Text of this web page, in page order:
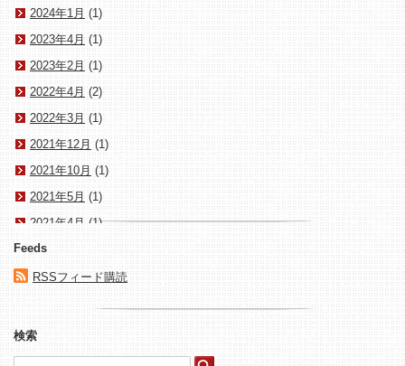
2024年1月 (1)
2023年4月 (1)
2023年2月 (1)
2022年4月 (2)
2022年3月 (1)
2021年12月 (1)
2021年10月 (1)
2021年5月 (1)
2021年4月 (1)
2021年3月
2020年1月(1)
2017年8月
2017年4月(1)
Feeds
RSSフィード購読
検索